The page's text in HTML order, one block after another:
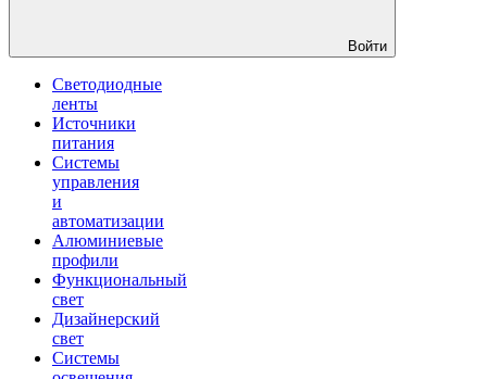
Войти
Светодиодные
ленты
Источники
питания
Системы
управления
и
автоматизации
Алюминиевые
профили
Функциональный
свет
Дизайнерский
свет
Системы